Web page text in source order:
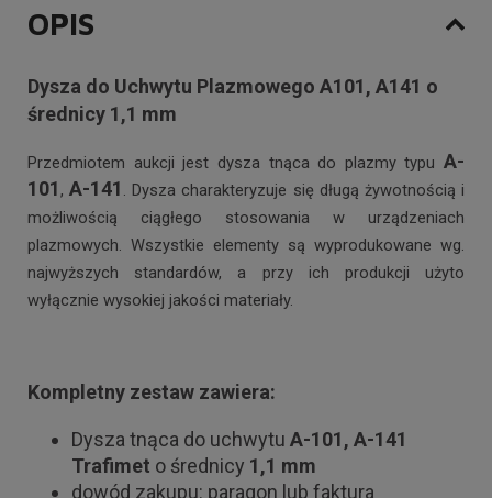
OPIS
Dysza do Uchwytu Plazmowego A101, A141 o
średnicy 1,1 mm
Przedmiotem aukcji jest dysza tnąca do plazmy typu A-
101,A-141 . Dysza charakteryzuje się długą żywotnością i
możliwością ciągłego stosowania w urządzeniach
plazmowych. Wszystkie elementy są wyprodukowane wg.
najwyższych standardów, a przy ich produkcji użyto
wyłącznie wysokiej jakości materiały.
Kompletny zestaw zawiera:
Dysza tnąca do uchwytu A-101, A-141
Trafimet o średnicy 1,1 mm
dowód zakupu: paragon lub faktura